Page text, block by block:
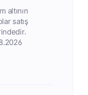
altının
satış